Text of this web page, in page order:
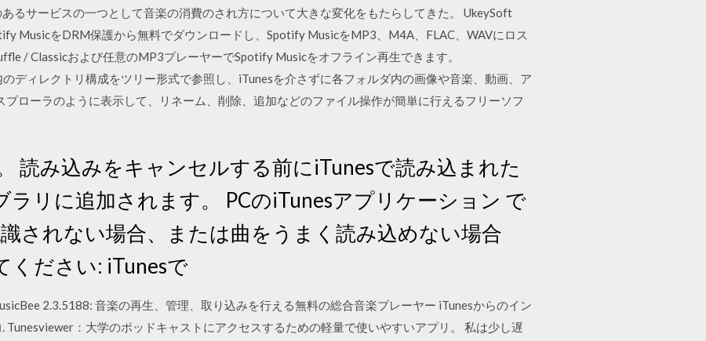
るサービスの一つとして音楽の消費のされ方について大きな変化をもたらしてきた。 UkeySoft
MusicをDRM保護から無料でダウンロードし、Spotify MusicをMP3、M4A、FLAC、WAVにロス
/ Classicおよび任意のMP3プレーヤーでSpotify Musicをオフライン再生できます。
のディレクトリ構成をツリー形式で参照し、iTunesを介さずに各フォルダ内の画像や音楽、動画、ア
プローラのように表示して、リネーム、削除、追加などのファイル操作が簡単に行えるフリーソフ
読み込みをキャンセルする前にiTunesで読み込まれた
ラリに追加されます。 PCのiTunesアプリケーション で
されない場合、または曲をうまく読み込めない場合
ください: iTunesで
2.3.5188: 音楽の再生、管理、取り込みを行える無料の総合音楽プレーヤー iTunesからのイン
Tunesviewer：大学のポッドキャストにアクセスするための軽量で使いやすいアプリ。 私は少し遅